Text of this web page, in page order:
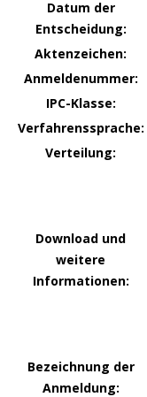
Datum der
Entscheidung:
Aktenzeichen:
Anmeldenummer:
IPC-Klasse:
Verfahrenssprache:
Verteilung:
Download und
weitere
Informationen:
Bezeichnung der
Anmeldung: